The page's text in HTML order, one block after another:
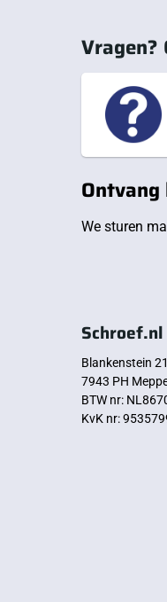
Vragen?
We sturen
Schroef.nl
Blankenstein
7943 PH
BTW nr:
KvK nr: